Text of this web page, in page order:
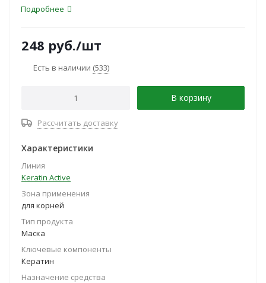
слой волос, полируют волосы, уменьшают
Подробнее
248 руб./шт
Есть в наличии (533)
В корзину
Рассчитать доставку
Характеристики
Линия
Keratin Active
Зона применения
для корней
Тип продукта
Маска
Ключевые компоненты
Кератин
Назначение средства